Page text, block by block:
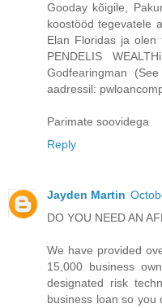
Gooday kõigile,
koostööd tegevatele
Elan Floridas ja
PENDELIS
Godfearingman
aadressil:
Parimate soovidega
Reply
Jayden Martin
DO YOU NEED AN
We have provided
15,000 business
designated risk
business loan so you